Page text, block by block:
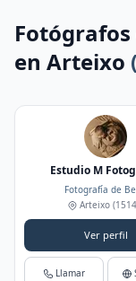
en Arteixo
Estudio M
Fotografía de
Arteixo
Ver perfil
Llamar